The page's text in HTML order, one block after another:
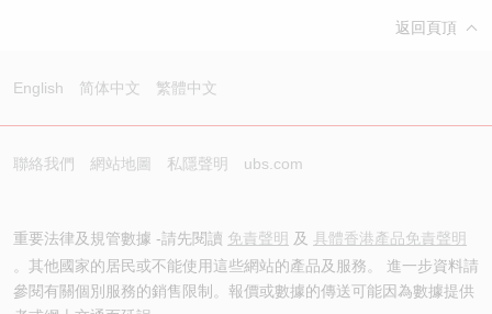
返回頁頂
English 简体中文 繁體中文
聯絡我們 網站地圖 私隱聲明 ubs.com
重要法律及規管數據 -請先閱讀 免責聲明 及 具體香港產品免責聲明
。其他國家的居民或不能使用這些網站的產品及服務。 進一步資料請
參閱有關個別服務的銷售限制。報價或數據的傳送可能因為數據提供